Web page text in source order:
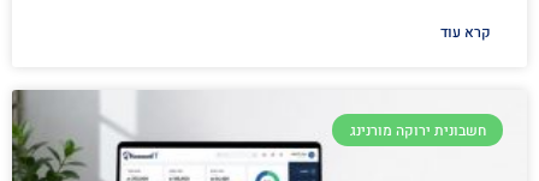
קרא עוד
חשבונית ירוקה מורנינג